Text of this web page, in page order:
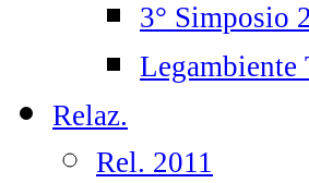
3° Simposio
Legambiente
Relaz.
Rel. 2011